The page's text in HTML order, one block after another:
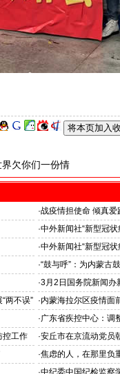
欠你们一份情
·战疫情担使命 倾真爱
仰，
·中外新闻社“新型冠
巴基斯坦驻华大使纳
中巴两国是患难与共
·中外新闻社“新型冠
贝宁共和国驻华大使
·“鼓与呼”：为内蒙古
·3月2日国务院新闻办
两不误” ·内蒙海拉尔区疫情面
·广东省疾控中心：调
控工作 ·安丘市在京流动党员
·焦虑的人，在那里
·中纪委中国纪检监察